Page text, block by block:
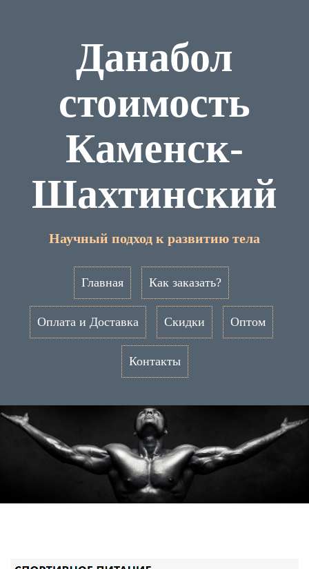
Данабол
стоимость
Каменск-
Шахтинский
Научный подход к развитию тела
Главная Как заказать?
Оплата и Доставка Скидки Оптом
Контакты